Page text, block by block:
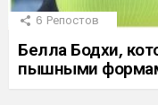
6 Репостов
Белла Бодхи,
пышными